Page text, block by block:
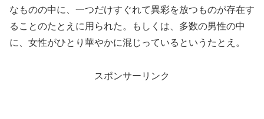
なものの中に、一つだけすぐれて異彩を放つものが存在す
ることのたとえに用られた。もしくは、多数の男性の中
に、女性がひとり華やかに混じっているというたとえ。
スポンサーリンク